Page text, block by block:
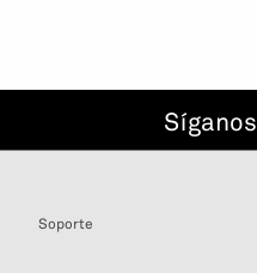
Síganos
Soporte